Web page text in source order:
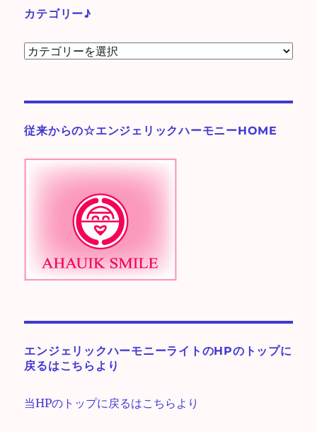
ブ
カテゴリー♪
カ
ー
従来からの☆エンジェリックハーモニーHOME
エンジェリックハーモニーライトのHPのトップに
戻るはこちらより
当HPのトップに戻るはこちらより